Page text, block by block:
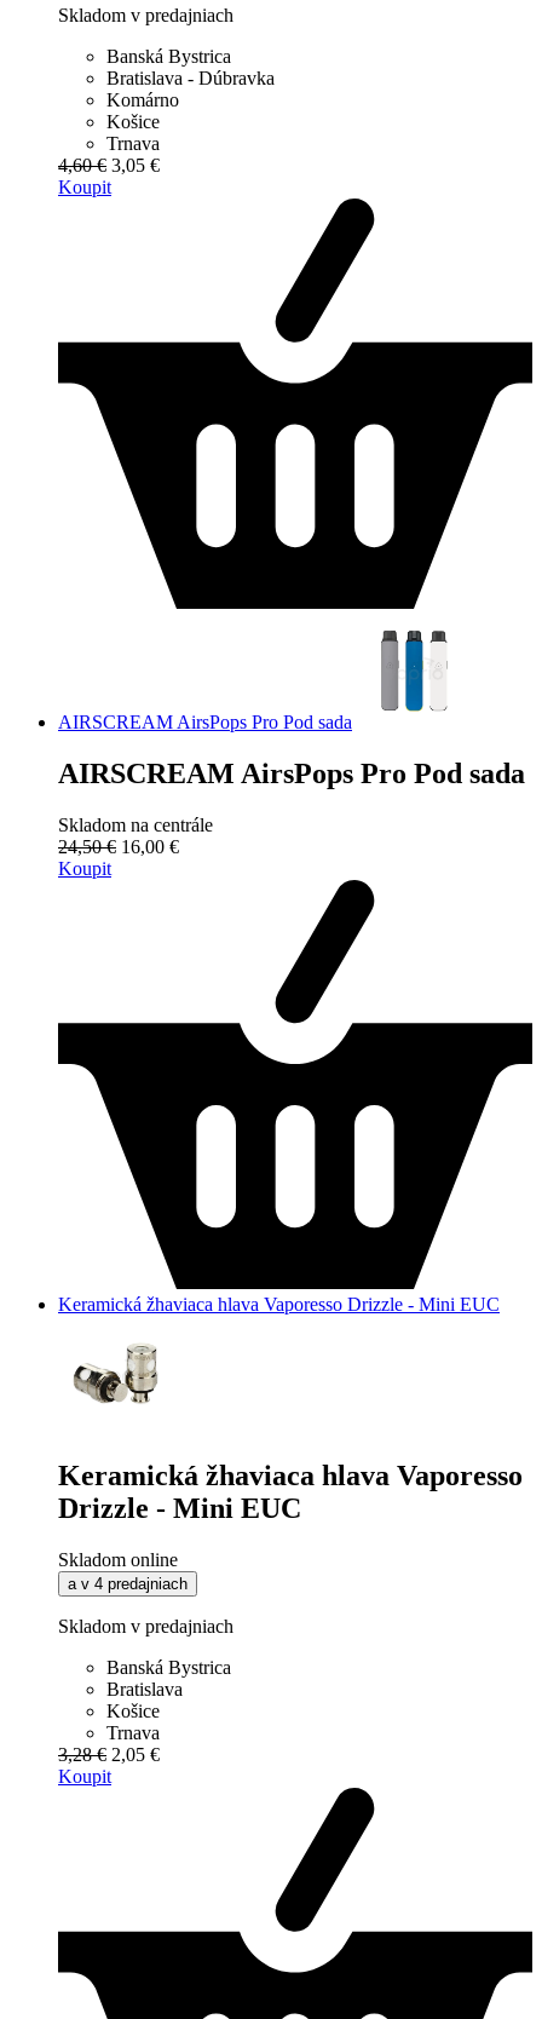
Skladom v predajniach
Banská Bystrica
Bratislava - Dúbravka
Komárno
Košice
Trnava
4,60 € 3,05 €
Koupit
AIRSCREAM AirsPops Pro Pod sada
AIRSCREAM AirsPops Pro Pod sada
Skladom na centrále
24,50 € 16,00 €
Koupit
Keramická žhaviaca hlava Vaporesso Drizzle - Mini EUC
Keramická žhaviaca hlava Vaporesso
Drizzle - Mini EUC
Skladom online
a v 4 predajniach
Skladom v predajniach
Banská Bystrica
Bratislava
Košice
Trnava
3,28 € 2,05 €
Koupit